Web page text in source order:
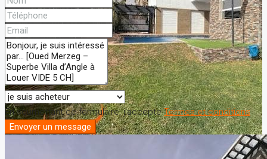
Nos services
Contact
Favorites0
En soumettant ce formulaire, j'accepteTermes et conditions
Envoyer un message